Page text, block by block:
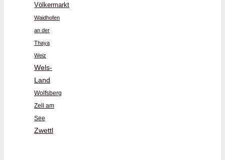
Völkermarkt
Waidhofen
an der
Thaya
Weiz
Wels-
Land
Wolfsberg
Zell am
See
Zwettl